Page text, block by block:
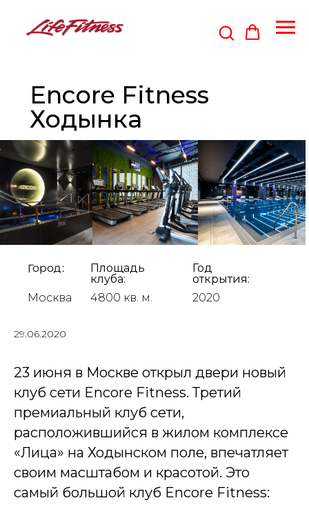
Город:
Москва
Площадь
клуба:
4800 кв. м.
Год
открытия:
2020
Encore Fitness
Ходынка
29.06.2020
23 июня в Москве открыл двери новый
клуб сети Encore Fitness. Третий
премиальный клуб сети,
расположившийся в жилом комплексе
«Лица» на Ходынском поле, впечатляет
своим масштабом и красотой. Это
самый большой клуб Encore Fitness: